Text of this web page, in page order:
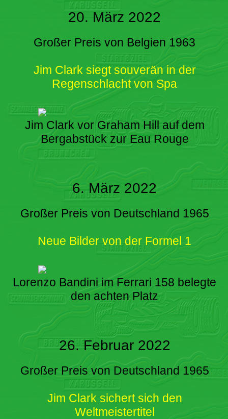
20. März 2022
Großer Preis von Belgien 1963
Jim Clark siegt souverän in der
Regenschlacht von Spa
Jim Clark vor Graham Hill auf dem
Bergabstück zur Eau Rouge
6. März 2022
Großer Preis von Deutschland 1965
Neue Bilder von der Formel 1
Lorenzo Bandini im Ferrari 158 belegte
den achten Platz
26. Februar 2022
Großer Preis von Deutschland 1965
Jim Clark sichert sich den
Weltmeistertitel